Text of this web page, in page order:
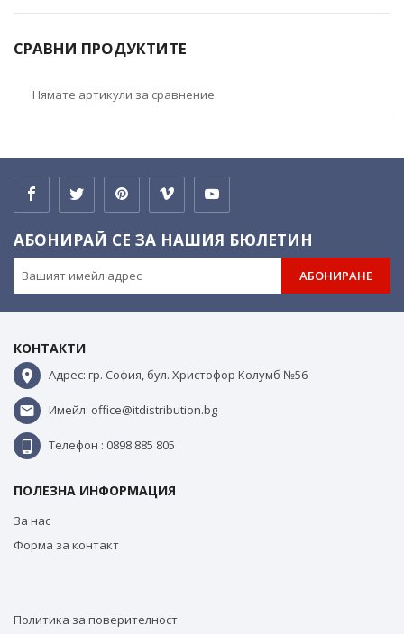
СРАВНИ ПРОДУКТИТЕ
Нямате артикули за сравнение.
АБОНИРАЙ СЕ ЗА НАШИЯ БЮЛЕТИН
АБОНИРАНЕ
КОНТАКТИ
Адрес: гр. София, бул. Христофор Колумб №56
Имейл: office@itdistribution.bg
Телефон : 0898 885 805
ПОЛЕЗНА ИНФОРМАЦИЯ
За нас
Форма за контакт
Политика за поверителност